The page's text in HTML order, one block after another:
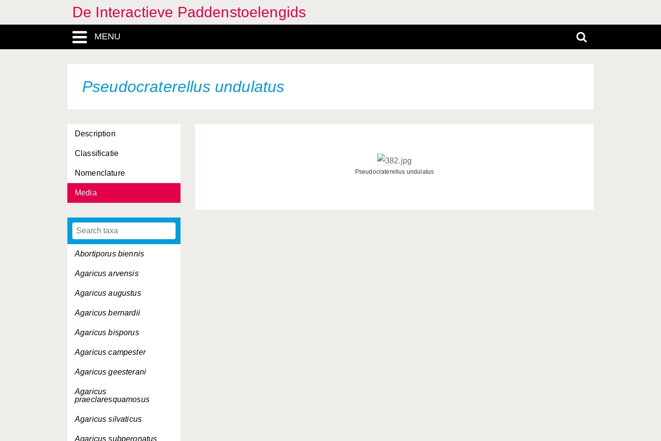
De Interactieve Paddenstoelengids
MENU
Pseudocraterellus undulatus
Description
Classificatie
Nomenclature
Media
Abortiporus biennis
Agaricus arvensis
Agaricus augustus
Agaricus bernardii
Agaricus bisporus
Agaricus campester
Agaricus geesterani
Agaricus
praeclaresquamosus
Agaricus silvaticus
Agaricus subperonatus
Pseudocraterellus undulatus